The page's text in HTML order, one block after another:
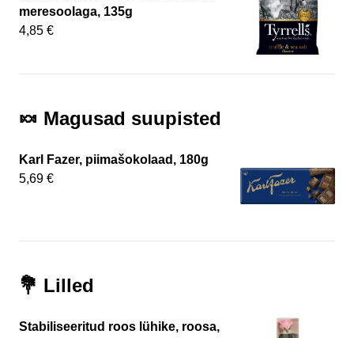
meresoolaga, 135g
4,85 €
🍬 Magusad suupisted
Karl Fazer, piimašokolaad, 180g
5,69 €
💐 Lilled
Stabiliseeritud roos lühike, roosa,